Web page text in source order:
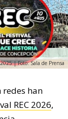
| Foto: Sala de Prensa
han
REC 2026,